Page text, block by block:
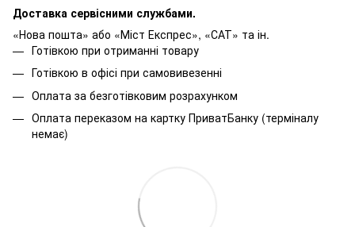
Доставка сервісними службами.
«Нова пошта» або «Міст Експрес», «САТ» та ін.
Готівкою при отриманні товару
Готівкою в офісі при самовивезенні
Оплата за безготівковим розрахунком
Оплата переказом на картку ПриватБанку (терміналу
немає)